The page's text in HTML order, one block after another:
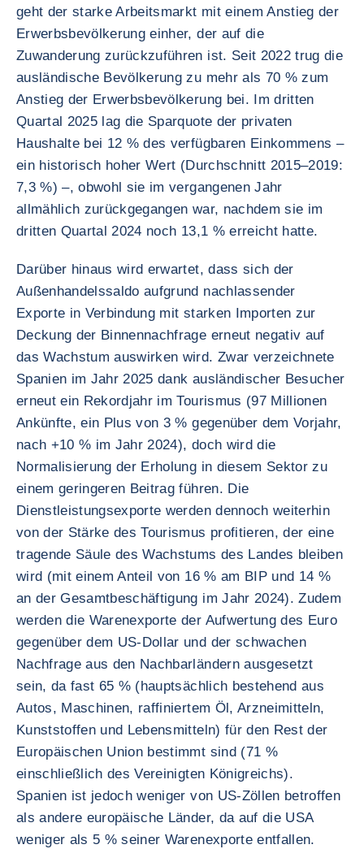
geht der starke Arbeitsmarkt mit einem Anstieg der
Erwerbsbevölkerung einher, der auf die
Zuwanderung zurückzuführen ist. Seit 2022 trug die
ausländische Bevölkerung zu mehr als 70 % zum
Anstieg der Erwerbsbevölkerung bei. Im dritten
Quartal 2025 lag die Sparquote der privaten
Haushalte bei 12 % des verfügbaren Einkommens –
ein historisch hoher Wert (Durchschnitt 2015–2019:
7,3 %) –, obwohl sie im vergangenen Jahr
allmählich zurückgegangen war, nachdem sie im
dritten Quartal 2024 noch 13,1 % erreicht hatte.
Darüber hinaus wird erwartet, dass sich der
Außenhandelssaldo aufgrund nachlassender
Exporte in Verbindung mit starken Importen zur
Deckung der Binnennachfrage erneut negativ auf
das Wachstum auswirken wird. Zwar verzeichnete
Spanien im Jahr 2025 dank ausländischer Besucher
erneut ein Rekordjahr im Tourismus (97 Millionen
Ankünfte, ein Plus von 3 % gegenüber dem Vorjahr,
nach +10 % im Jahr 2024), doch wird die
Normalisierung der Erholung in diesem Sektor zu
einem geringeren Beitrag führen. Die
Dienstleistungsexporte werden dennoch weiterhin
von der Stärke des Tourismus profitieren, der eine
tragende Säule des Wachstums des Landes bleiben
wird (mit einem Anteil von 16 % am BIP und 14 %
an der Gesamtbeschäftigung im Jahr 2024). Zudem
werden die Warenexporte der Aufwertung des Euro
gegenüber dem US-Dollar und der schwachen
Nachfrage aus den Nachbarländern ausgesetzt
sein, da fast 65 % (hauptsächlich bestehend aus
Autos, Maschinen, raffiniertem Öl, Arzneimitteln,
Kunststoffen und Lebensmitteln) für den Rest der
Europäischen Union bestimmt sind (71 %
einschließlich des Vereinigten Königreichs).
Spanien ist jedoch weniger von US-Zöllen betroffen
als andere europäische Länder, da auf die USA
weniger als 5 % seiner Warenexporte entfallen.